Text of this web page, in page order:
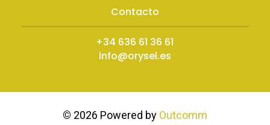
Contacto
+34 636 61 36 61
info@orysel.es
© 2026 Powered by Outcomm